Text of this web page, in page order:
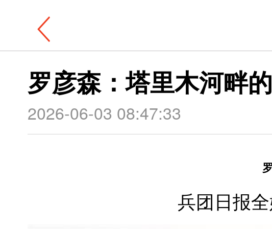
罗彦森：塔里木河畔
2026-06-03 08:47:33
兵团日报